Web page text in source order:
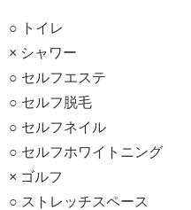
○ トイレ
× シャワー
○ セルフエステ
○ セルフ脱毛
○ セルフネイル
○ セルフホワイトニング
× ゴルフ
○ ストレッチスペース